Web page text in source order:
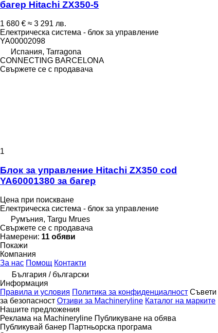
багер Hitachi ZX350-5
1 680 € ≈ 3 291 лв.
Електрическа система - блок за управление
YA00002098
Испания, Tarragona
CONNECTING BARCELONA
Свържете се с продавача
1
Блок за управление Hitachi ZX350 cod
YA60001380 за багер
Цена при поискване
Електрическа система - блок за управление
Румъния, Targu Mrues
Свържете се с продавача
Намерени: 11 обяви
Покажи
Компания
За нас Помощ Контакти
България / български
Информация
Правила и условия Политика за конфиденциалност Съвети
за безопасност Отзиви за Machineryline Каталог на марките
Нашите предложения
Реклама на Machineryline Публикуване на обява
Публикувай банер Партньорска програма